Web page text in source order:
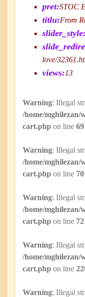
pret:STOC
titlu:From
slider_style:
love/
views:13
Warning: Illegal
/home/mghilezan/
cart.php on line 69
Warning: Illegal
/home/mghilezan/
cart.php on line 70
Warning: Illegal
/home/mghilezan/
cart.php on line 72
Warning: Illegal
/home/mghilezan/
cart.php on line
Warning: Illegal